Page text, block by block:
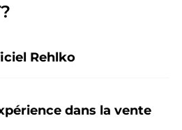
Rehlko
dans la vente